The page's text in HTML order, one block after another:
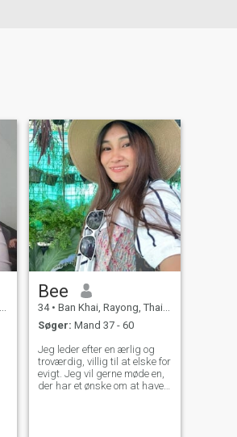
Bee
34 • Ban Khai, Rayong, Thailand
Søger: Mand 37 - 60
Jeg leder efter en ærlig og
troværdig, villig til at elske for
evigt. Jeg vil gerne møde en,
der har et ønske om at have